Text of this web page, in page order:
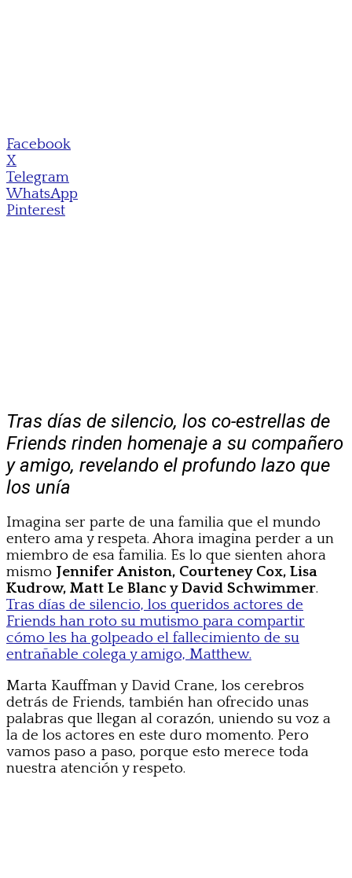
Facebook
X
Telegram
WhatsApp
Pinterest
Tras días de silencio, los co-estrellas de
Friends rinden homenaje a su compañero
y amigo, revelando el profundo lazo que
los unía
Imagina ser parte de una familia que el mundo
entero ama y respeta. Ahora imagina perder a un
miembro de esa familia. Es lo que sienten ahora
mismo Jennifer Aniston, Courteney Cox, Lisa
Kudrow, Matt Le Blanc y David Schwimmer.
Tras días de silencio, los queridos actores de
Friends han roto su mutismo para compartir
cómo les ha golpeado el fallecimiento de su
entrañable colega y amigo, Matthew.
Marta Kauffman y David Crane, los cerebros
detrás de Friends, también han ofrecido unas
palabras que llegan al corazón, uniendo su voz a
la de los actores en este duro momento. Pero
vamos paso a paso, porque esto merece toda
nuestra atención y respeto.